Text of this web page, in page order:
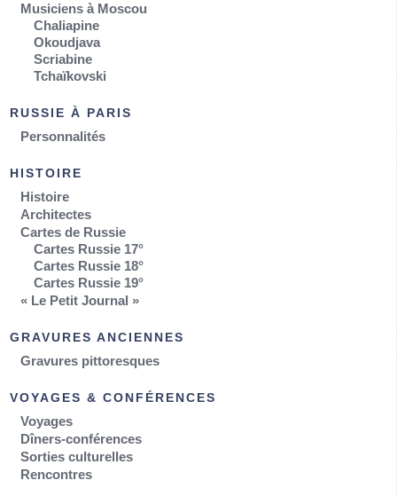
Musiciens à Moscou
Chaliapine
Okoudjava
Scriabine
Tchaïkovski
RUSSIE À PARIS
Personnalités
HISTOIRE
Histoire
Architectes
Cartes de Russie
Cartes Russie 17°
Cartes Russie 18°
Cartes Russie 19°
« Le Petit Journal »
GRAVURES ANCIENNES
Gravures pittoresques
VOYAGES & CONFÉRENCES
Voyages
Dîners-conférences
Sorties culturelles
Rencontres